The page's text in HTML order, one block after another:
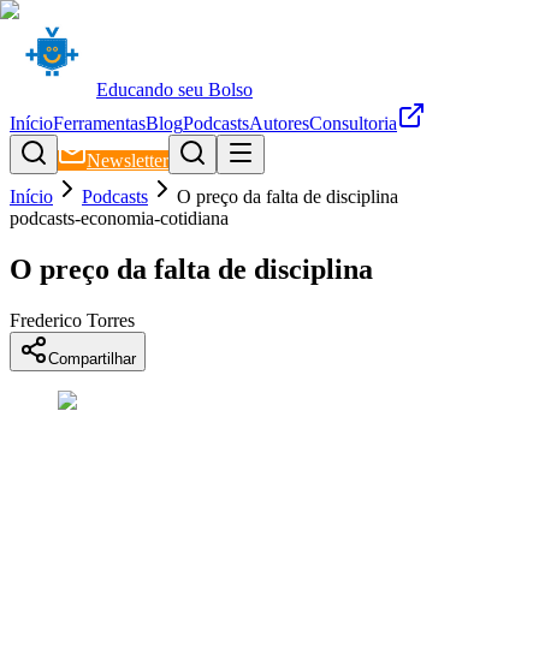
Educando seu Bolso
InícioFerramentasBlogPodcastsAutoresConsultoria
Newsletter
Início
Podcasts
O preço da falta de disciplina
podcasts-economia-cotidiana
O preço da falta de disciplina
Frederico Torres
Compartilhar